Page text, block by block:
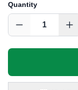
Quantity
1